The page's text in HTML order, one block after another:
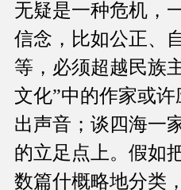
无疑是一种危机，
信念，比如公正、
等，必须超越民族
文化”中的作家或
出声音；谈四海一
的立足点上。假如
数篇什概略地分类